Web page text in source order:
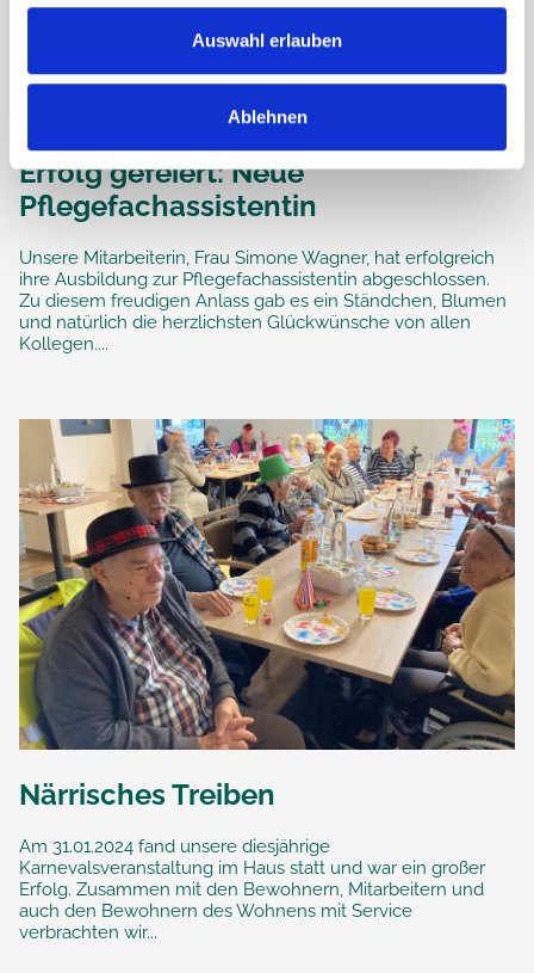
Auswahl erlauben
Ablehnen
Erfolg gefeiert: Neue
Pflegefachassistentin
Unsere Mitarbeiterin, Frau Simone Wagner, hat erfolgreich
ihre Ausbildung zur Pflegefachassistentin abgeschlossen.
Zu diesem freudigen Anlass gab es ein Ständchen, Blumen
und natürlich die herzlichsten Glückwünsche von allen
Kollegen....
Närrisches Treiben
Am 31.01.2024 fand unsere diesjährige
Karnevalsveranstaltung im Haus statt und war ein großer
Erfolg. Zusammen mit den Bewohnern, Mitarbeitern und
auch den Bewohnern des Wohnens mit Service
verbrachten wir...